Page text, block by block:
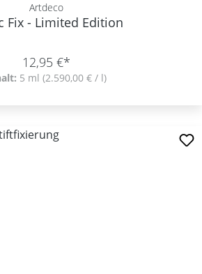
Artdeco
Fix - Limited Edition
12,95 €*
5 ml (2.590,00 € / l)